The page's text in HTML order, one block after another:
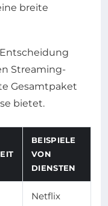
breite
Streaming-
Gesamtpaket
bietet.
BEISPIELE
VON
DIENSTEN
Netflix